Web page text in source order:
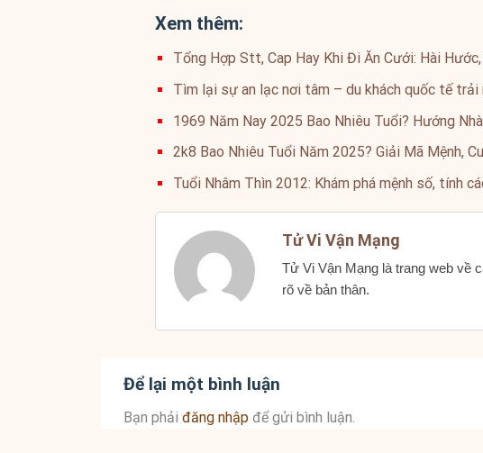
Xem thêm:
Tổng Hợp Stt, Cap Hay Khi Đi Ăn Cưới: Hài
Tìm lại sự an lạc nơi tâm – du khách quốc tế trải
1969 Năm Nay 2025 Bao Nhiêu Tuổi? Hướng
2k8 Bao Nhiêu Tuổi Năm 2025? Giải Mã Mệnh,
Tuổi Nhâm Thìn 2012: Khám phá mệnh số, tính
Tử Vi Vận Mạng
Tử Vi Vận Mạng là trang web về
rõ về bản thân.
Để lại một bình luận
Bạn phải đăng nhập để gửi bình luận.